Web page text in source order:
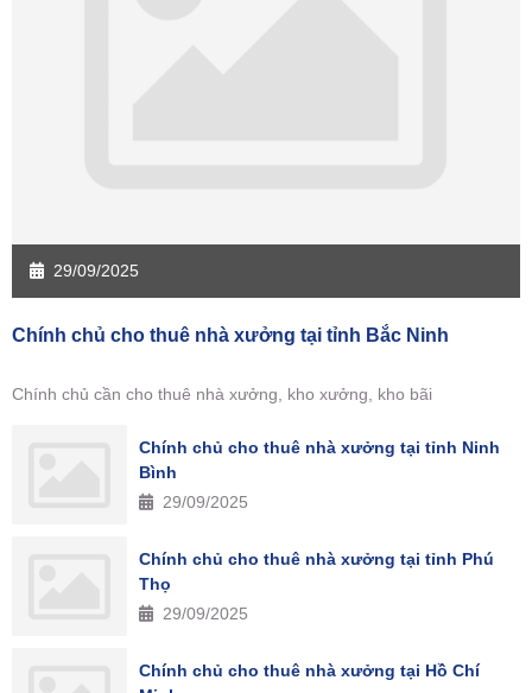
29/09/2025
Chính chủ cho thuê nhà xưởng tại tỉnh Bắc Ninh
Chính chủ cần cho thuê nhà xưởng, kho xưởng, kho bãi
Chính chủ cho thuê nhà xưởng tại tỉnh Ninh
Bình
29/09/2025
Chính chủ cho thuê nhà xưởng tại tỉnh Phú
Thọ
29/09/2025
Chính chủ cho thuê nhà xưởng tại Hồ Chí